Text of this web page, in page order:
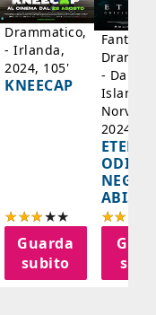
Drammatico,
- Irlanda,
2024, 105'
KNEECAP
Guarda
subito
-
Islanda,
2024,
NEGLI
ABISSI